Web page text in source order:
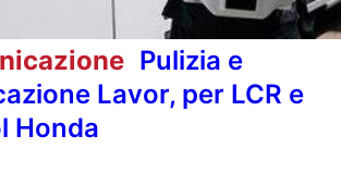
Pulizia e
Lavor, per LCR e
Honda